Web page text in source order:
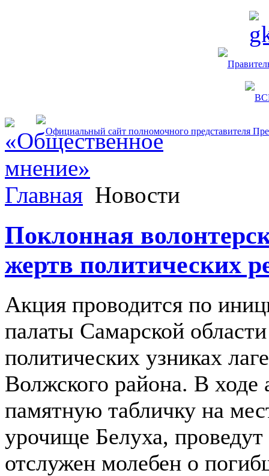
Главная Новости
Поклонная
жертв политических
Акция проводится по
палаты Самарской
политических узниках
Волжского района. В ходе
памятную табличку на
урочище Белуха,
отслужен молебен о